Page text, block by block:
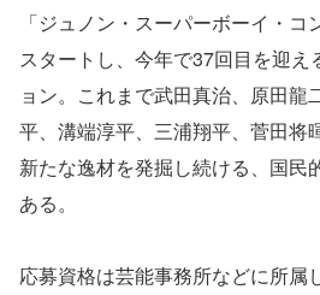
「ジュノン・スーパーボーイ・
スタートし、今年で37回目を迎え
ョン。これまで武田真治、原田龍
平、溝端淳平、三浦翔平、菅田将
新たな逸材を発掘し続ける、国民
ある。
応募資格は芸能事務所などに所属